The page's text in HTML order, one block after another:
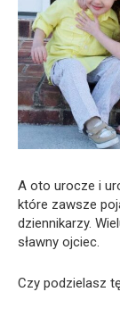
A oto urocze i
które zawsze
dziennikarzy.
sławny ojciec.
Czy podzielasz